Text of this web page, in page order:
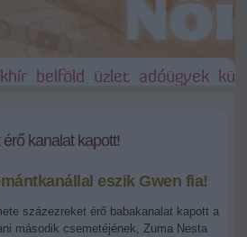
belföld üzlet adóügyek
kanalat kapott!
eszik Gwen fia!
százezreket érő babakanalat kapott a
második csemetéjének, Zuma Nesta